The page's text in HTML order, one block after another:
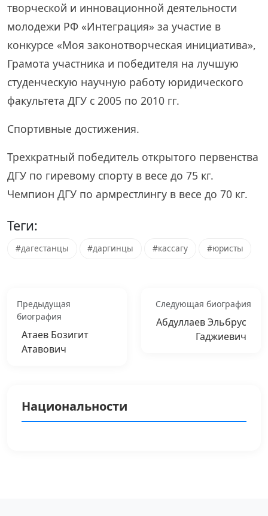
творческой и инновационной деятельности
молодежи РФ «Интеграция» за участие в
конкурсе «Моя законотворческая инициатива»,
Грамота участника и победителя на лучшую
студенческую научную работу юридического
факультета ДГУ с 2005 по 2010 гг.
Спортивные достижения.
Трехкратный победитель открытого первенства
ДГУ по гиревому спорту в весе до 75 кг.
Чемпион ДГУ по армрестлингу в весе до 70 кг.
Теги:
#дагестанцы #даргинцы #кассагу #юристы
Предыдущая
биография
Атаев Бозигит
Атавович
Следующая биография
Абдуллаев Эльбрус
Гаджиевич
Национальности